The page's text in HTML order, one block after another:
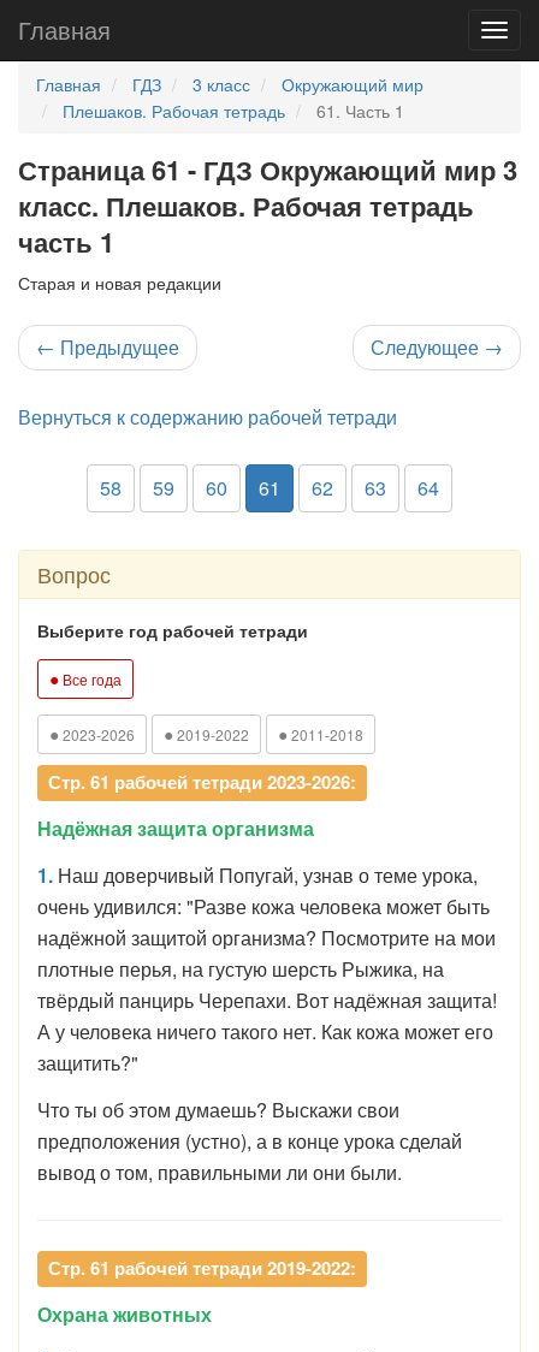
Главная
Главная ГДЗ 3 класс
Окружающий мир
Плешаков. Рабочая тетрадь
61. Часть 1
Страница 61 - ГДЗ Окружающий мир 3
класс. Плешаков. Рабочая тетрадь
часть 1
Старая и новая редакции
← Предыдущее Следующее →
Вернуться к содержанию рабочей тетради
58 59 60 61 62 63 64
Вопрос
Выберите год рабочей тетради
● Все года
● 2023-2026 ● 2019-2022 ● 2011-2018
Стр. 61 рабочей тетради 2023-2026:
Надёжная защита организма
1. Наш доверчивый Попугай, узнав о теме урока,
очень удивился: "Разве кожа человека может быть
надёжной защитой организма? Посмотрите на мои
плотные перья, на густую шерсть Рыжика, на
твёрдый панцирь Черепахи. Вот надёжная защита!
А у человека ничего такого нет. Как кожа может его
защитить?"
Что ты об этом думаешь? Выскажи свои
предположения (устно), а в конце урока сделай
вывод о том, правильными ли они были.
Стр. 61 рабочей тетради 2019-2022:
Охрана животных